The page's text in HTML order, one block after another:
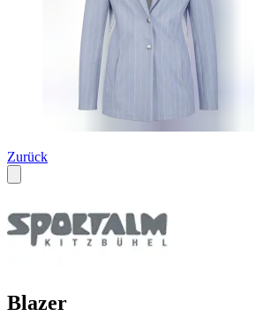
Zurück
Blazer